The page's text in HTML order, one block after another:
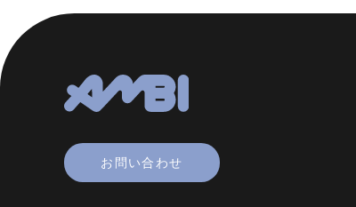
お問い合わせ